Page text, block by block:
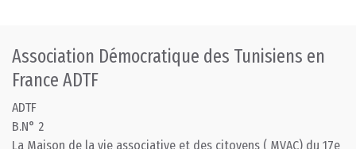
Association Démocratique des Tunisiens en
France ADTF
ADTF
B.N° 2
La Maison de la vie associative et des citoyens ( MVAC) du 17e